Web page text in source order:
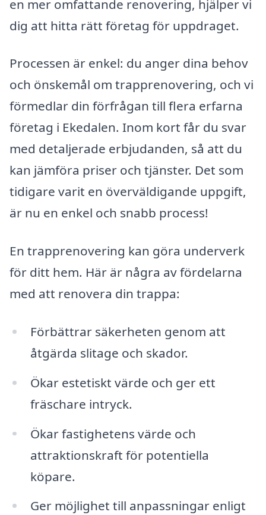
en mer omfattande renovering, hjälper vi
dig att hitta rätt företag för uppdraget.
Processen är enkel: du anger dina behov
och önskemål om trapprenovering, och vi
förmedlar din förfrågan till flera erfarna
företag i Ekedalen. Inom kort får du svar
med detaljerade erbjudanden, så att du
kan jämföra priser och tjänster. Det som
tidigare varit en överväldigande uppgift,
är nu en enkel och snabb process!
En trapprenovering kan göra underverk
för ditt hem. Här är några av fördelarna
med att renovera din trappa:
Förbättrar säkerheten genom att
åtgärda slitage och skador.
Ökar estetiskt värde och ger ett
fräschare intryck.
Ökar fastighetens värde och
attraktionskraft för potentiella
köpare.
Ger möjlighet till anpassningar enligt